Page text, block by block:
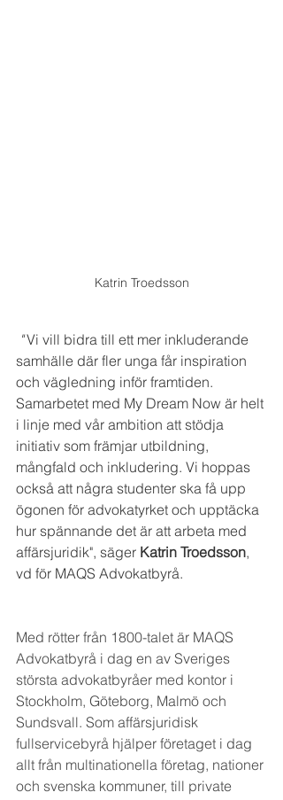
Katrin Troedsson
" Vi vill bidra till ett mer inkluderande
samhälle där fler unga får inspiration
och vägledning inför framtiden.
Samarbetet med My Dream Now är helt
i linje med vår ambition att stödja
initiativ som främjar utbildning,
mångfald och inkludering. Vi hoppas
också att några studenter ska få upp
ögonen för advokatyrket och upptäcka
hur spännande det är att arbeta med
affärsjuridik", säger Katrin Troedsson,
vd för MAQS Advokatbyrå.
Med rötter från 1800-talet är MAQS
Advokatbyrå i dag en av Sveriges
största advokatbyråer med kontor i
Stockholm, Göteborg, Malmö och
Sundsvall. Som affärsjuridisk
fullservicebyrå hjälper företaget i dag
allt från multinationella företag, nationer
och svenska kommuner, till private